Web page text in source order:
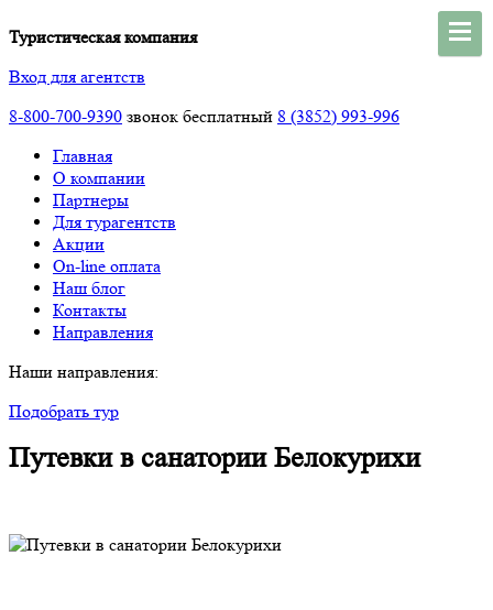
Туристическая компания
Вход для агентств
8-800-700-9390 звонок бесплатный 8 (3852) 993-996
Главная
О компании
Партнеры
Для турагентств
Акции
On-line оплата
Наш блог
Контакты
Направления
Наши направления:
Подобрать тур
Путевки в санатории Белокурихи